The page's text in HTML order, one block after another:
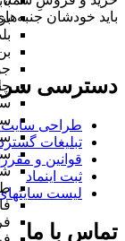
باید خودشان
دسترسی
طراحی
تبلیغات
قوانین و
ثبت اینماد
لیست سایتهای
تماس با ما